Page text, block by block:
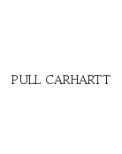
PULL CARHARTT